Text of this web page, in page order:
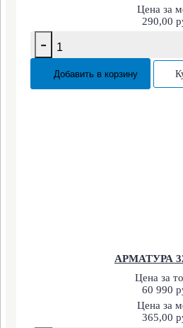
Цена за
290,00
-
Добавить в корзину
АРМАТУРА
Цена за
60 990
Цена за
365,00